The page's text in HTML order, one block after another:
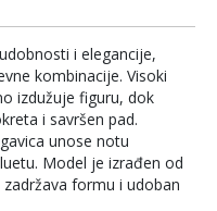
i elegancije,
kombinacije. Visoki
izdužuje figuru, dok
i savršen pad.
unose notu
Model je izrađen od
formu i udoban